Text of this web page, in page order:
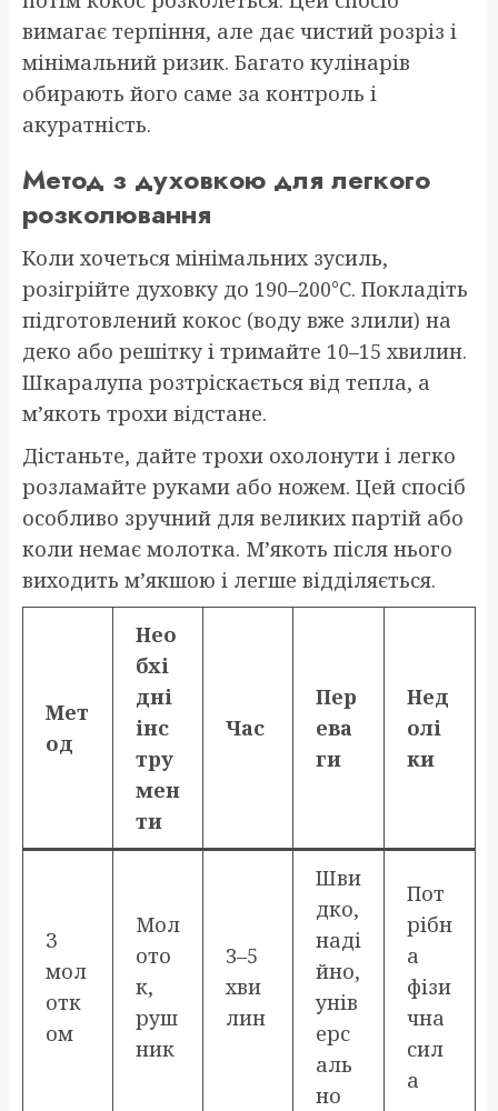
вимагає терпіння, але дає чистий розріз і
мінімальний ризик. Багато кулінарів
обирають його саме за контроль і
акуратність.
Метод з духовкою для легкого
розколювання
Коли хочеться мінімальних зусиль,
розігрійте духовку до 190–200°C. Покладіть
підготовлений кокос (воду вже злили) на
деко або решітку і тримайте 10–15 хвилин.
Шкаралупа розтріскається від тепла, а
м’якоть трохи відстане.
Дістаньте, дайте трохи охолонути і легко
розламайте руками або ножем. Цей спосіб
особливо зручний для великих партій або
коли немає молотка. М’якоть після нього
виходить м’якшою і легше відділяється.
Мет
од
Нео
бхі
дні
інс
тру
мен
ти
Час
Пер
ева
ги
Нед
олі
ки
З
мол
отк
ом
Мол
ото
к,
руш
ник
3–5
хви
лин
Шви
дко,
наді
йно,
унів
ерс
аль
но
Пот
рібн
а
фізи
чна
сил
а